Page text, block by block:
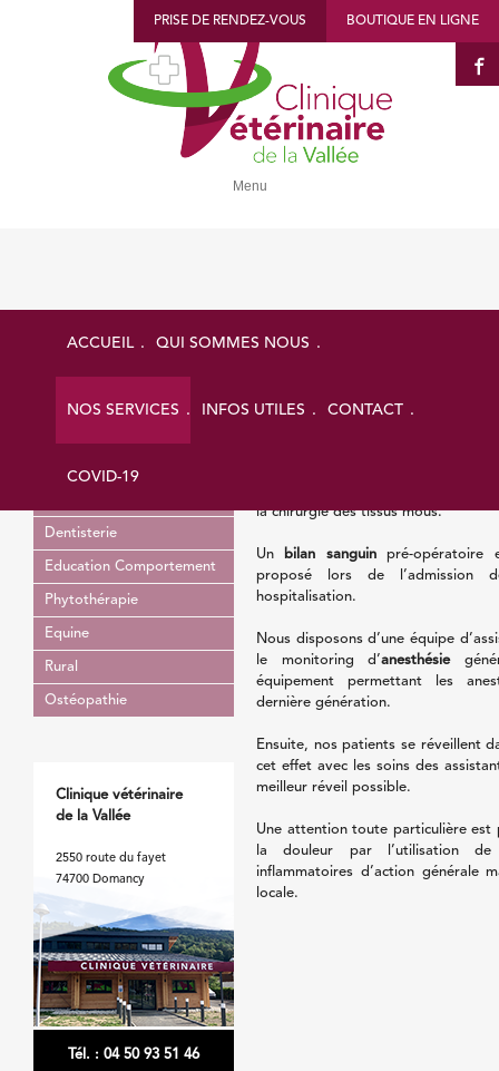
Menu
ACCUEIL QUI SOMMES NOUS
NOS SERVICES INFOS UTILES CONTACT
COVID-19
BOUTIQUE EN LIGNE
PRISE DE RENDEZ-VOUS
Nos Services
Dentisterie
Education Comportement
Phytothérapie
Equine
Rural
Ostéopathie
Clinique vétérinaire
de la Vallée
2550 route du fayet
74700 Domancy
Tél. : 04 50 93 51 46
la chirurgie des tissus mous.
Un bilan sanguinpré-opératoire
proposé lors de l’admission
hospitalisation.
Nous disposons d’une équipe
le monitoring d’anesthésie
équipement permettant les
dernière génération.
Ensuite, nos patients se réveillent
cet effet avec les soins des
meilleur réveil possible.
Une attention toute particulière est
la douleur par l’utilisation de
inflammatoires d’action générale
locale.